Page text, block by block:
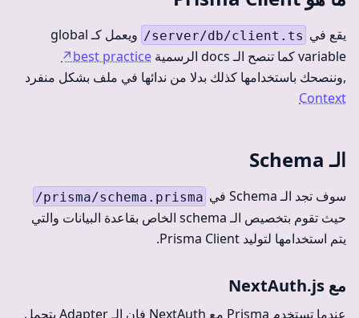
يقع في /server/db/client.ts
ويعمل كـ global
variable كما تنصح الـ docs الرسمية
best practice
↗
,وننصحك باستخدامها كذلك بدلا من ندائها في ملف بشكل منفرد
Context
الـ Schema
سوف تجد الـ Schema في /prisma/schema.prisma
حيث تقوم بتخصيص الـ schema الخاص بقاعدة البيانات والتي
يتم استخدامها لتوليد Prisma Client.
مع NextAuth.js
عندما تستخدم Prisma مع NextAuth فان الـ Adapter يتحمل